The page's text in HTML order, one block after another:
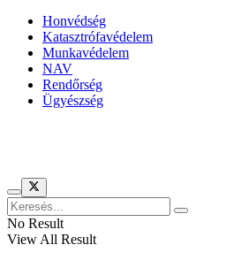
Honvédség
Katasztrófavédelem
Munkavédelem
NAV
Rendőrség
Ügyészség
No Result
View All Result